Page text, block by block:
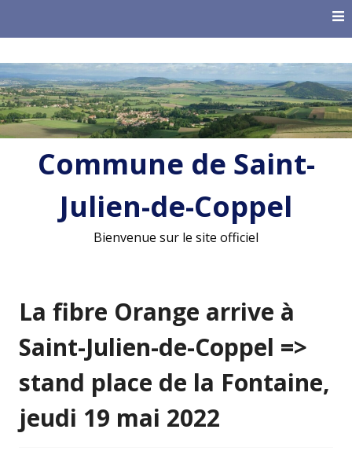
Commune de Saint-
Julien-de-Coppel
Bienvenue sur le site officiel
La fibre Orange arrive à
Saint-Julien-de-Coppel =>
stand place de la Fontaine,
jeudi 19 mai 2022